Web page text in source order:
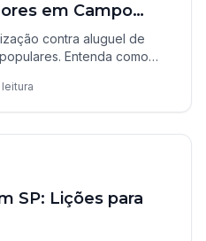
em Campo
contra aluguel de
Entenda como
SP: Lições para